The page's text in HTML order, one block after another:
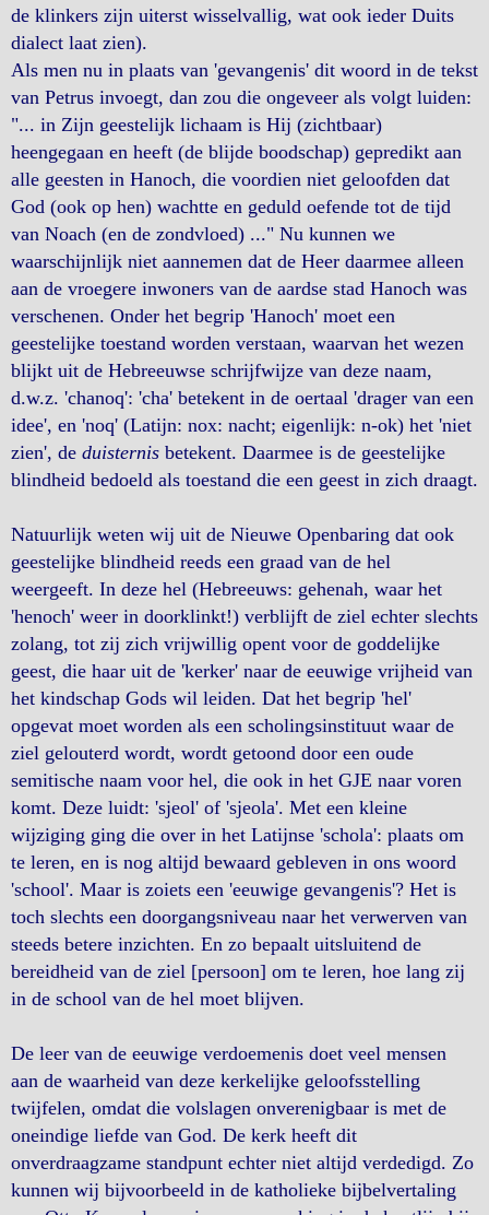
de klinkers zijn uiterst wisselvallig, wat ook ieder Duits
dialect laat zien).
Als men nu in plaats van 'gevangenis' dit woord in de tekst
van Petrus invoegt, dan zou die ongeveer als volgt luiden:
"... in Zijn geestelijk lichaam is Hij (zichtbaar)
heengegaan en heeft (de blijde boodschap) gepredikt aan
alle geesten in Hanoch, die voordien niet geloofden dat
God (ook op hen) wachtte en geduld oefende tot de tijd
van Noach (en de zondvloed) ..." Nu kunnen we
waarschijnlijk niet aannemen dat de Heer daarmee alleen
aan de vroegere inwoners van de aardse stad Hanoch was
verschenen. Onder het begrip 'Hanoch' moet een
geestelijke toestand worden verstaan, waarvan het wezen
blijkt uit de Hebreeuwse schrijfwijze van deze naam,
d.w.z. 'chanoq': 'cha' betekent in de oertaal 'drager van een
idee', en 'noq' (Latijn: nox: nacht; eigenlijk: n-ok) het 'niet
zien', de duisternis betekent. Daarmee is de geestelijke
blindheid bedoeld als toestand die een geest in zich draagt.
Natuurlijk weten wij uit de Nieuwe Openbaring dat ook
geestelijke blindheid reeds een graad van de hel
weergeeft. In deze hel (Hebreeuws: gehenah, waar het
'henoch' weer in doorklinkt!) verblijft de ziel echter slechts
zolang, tot zij zich vrijwillig opent voor de goddelijke
geest, die haar uit de 'kerker' naar de eeuwige vrijheid van
het kindschap Gods wil leiden. Dat het begrip 'hel'
opgevat moet worden als een scholingsinstituut waar de
ziel gelouterd wordt, wordt getoond door een oude
semitische naam voor hel, die ook in het GJE naar voren
komt. Deze luidt: 'sjeol' of 'sjeola'. Met een kleine
wijziging ging die over in het Latijnse 'schola': plaats om
te leren, en is nog altijd bewaard gebleven in ons woord
'school'. Maar is zoiets een 'eeuwige gevangenis'? Het is
toch slechts een doorgangsniveau naar het verwerven van
steeds betere inzichten. En zo bepaalt uitsluitend de
bereidheid van de ziel [persoon] om te leren, hoe lang zij
in de school van de hel moet blijven.
De leer van de eeuwige verdoemenis doet veel mensen
aan de waarheid van deze kerkelijke geloofsstelling
twijfelen, omdat die volslagen onverenigbaar is met de
oneindige liefde van God. De kerk heeft dit
onverdraagzame standpunt echter niet altijd verdedigd. Zo
kunnen wij bijvoorbeeld in de katholieke bijbelvertaling